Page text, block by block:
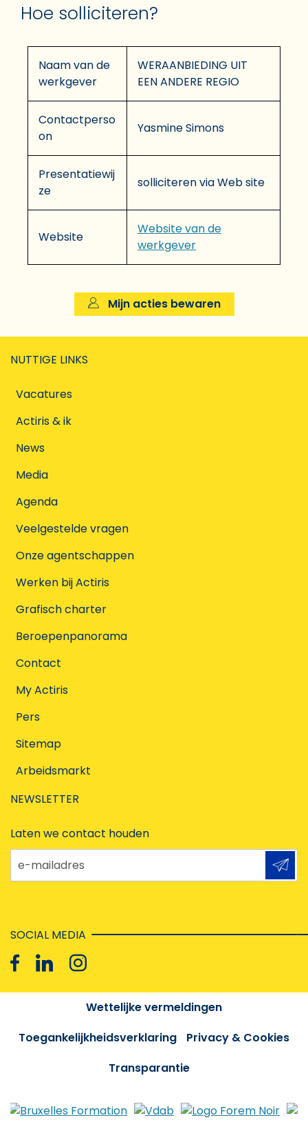
Hoe solliciteren?
Naam van de
werkgever
WERAANBIEDING UIT
EEN ANDERE REGIO
Contactperso
on
Yasmine Simons
Presentatiewij
ze
solliciteren via Web site
Website
Website van de
werkgever
Mijn acties bewaren
NUTTIGE LINKS
Vacatures
Actiris & ik
News
Media
Agenda
Veelgestelde vragen
Onze agentschappen
Werken bij Actiris
Grafisch charter
Beroepenpanorama
Contact
My Actiris
Pers
Sitemap
Arbeidsmarkt
NEWSLETTER
Laten we contact houden
e-mailadres
SOCIAL MEDIA
Wettelijke vermeldingen
Toegankelijkheidsverklaring
Privacy & Cookies
Transparantie